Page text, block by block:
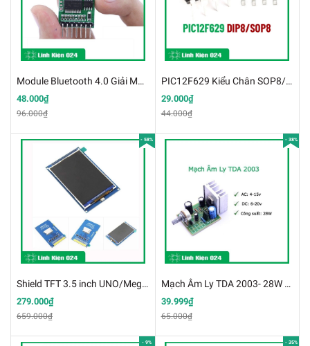
Module Bluetooth 4.0 Giải Mã Âm Thanh MP3 k5b7
48.000₫
96.000₫
PIC12F629 Kiểu Chân SOP8/DIP8 ( K9D11)
29.000₫
44.000₫
- 58%
Shield TFT 3.5 inch UNO/Mega2560/DUE 320x480
279.000₫
659.000₫
- 38%
Mạch Âm Ly TDA 2003- 28W PMPO
39.999₫
65.000₫
- 9% - 35%